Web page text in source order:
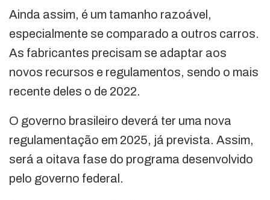
Ainda assim, é um tamanho razoável,
especialmente se comparado a outros carros.
As fabricantes precisam se adaptar aos
novos recursos e regulamentos, sendo o mais
recente deles o de 2022.
O governo brasileiro deverá ter uma nova
regulamentação em 2025, já prevista. Assim,
será a oitava fase do programa desenvolvido
pelo governo federal.